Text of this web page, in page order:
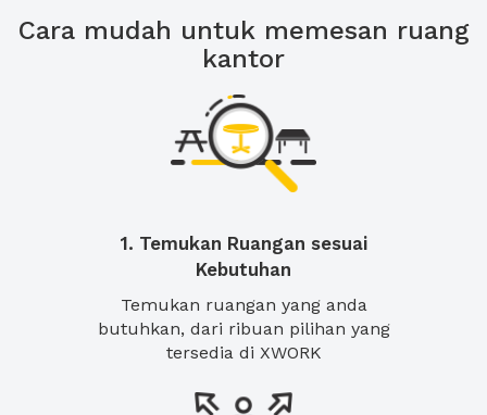
Cara mudah untuk memesan ruang
kantor
1. Temukan Ruangan sesuai
Kebutuhan
Temukan ruangan yang anda
butuhkan, dari ribuan pilihan yang
tersedia di XWORK